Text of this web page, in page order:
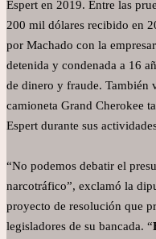
Espert en 2019. Entre las
200 mil dólares recibido en
por Machado con la
detenida y condenada a 16
de dinero y fraude. También
camioneta Grand Cherokee
Espert durante sus
“No podemos debatir el
narcotráfico”, exclamó la
proyecto de resolución que
legisladores de su bancada. “